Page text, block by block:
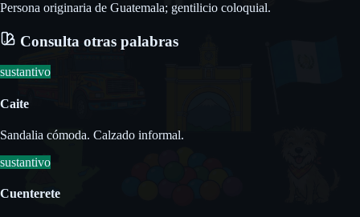
Persona originaria de Guatemala; gentilicio coloquial.
Consulta otras palabras
sustantivo
Caite
Sandalia cómoda. Calzado informal.
sustantivo
Cuenterete